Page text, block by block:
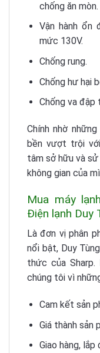
chống ăn mòn.
Vận hành ổn
mức 130V.
Chống rung.
Chống hư hại
Chống va đập
Chính nhờ
bền vượt trội
tâm sở hữu và
không gian của
Mua máy
Điện lạnh Duy
Là đơn vị phân
nổi bật, Duy
thức của Sharp.
chúng tôi vì
Cam kết sản
Giá thành sản
Giao hàng, lắp